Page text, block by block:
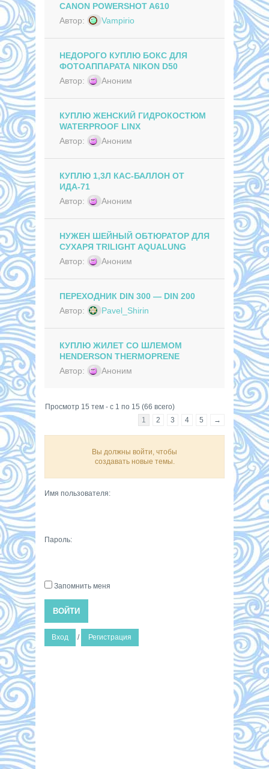
CANON POWERSHOT A610
Автор:
Vampirio
НЕДОРОГО КУПЛЮ БОКС ДЛЯ
ФОТОАППАРАТА NIKON D50
Автор:
Аноним
КУПЛЮ ЖЕНСКИЙ ГИДРОКОСТЮМ
WATERPROOF LINX
Автор:
Аноним
КУПЛЮ 1,3Л КАС-БАЛЛОН ОТ
ИДА-71
Автор:
Аноним
НУЖЕН ШЕЙНЫЙ ОБТЮРАТОР ДЛЯ
СУХАРЯ TRILIGHT AQUALUNG
Автор:
Аноним
ПЕРЕХОДНИК DIN 300 — DIN 200
Автор:
Pavel_Shirin
КУПЛЮ ЖИЛЕТ СО ШЛЕМОМ
HENDERSON THERMOPRENE
Автор:
Аноним
Просмотр 15 тем - с 1 по 15 (66 всего)
1
2 3 4 5 →
Вы должны войти, чтобы
создавать новые темы.
Имя пользователя:
Пароль:
Запомнить меня
ВОЙТИ
Вход / Регистрация